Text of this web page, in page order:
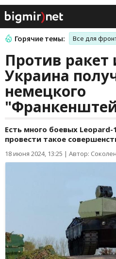
Горячие темы: Все для
Против ракет
Украина
немецкого
Есть много боевых
провести такое
18 июня 2024, 13:25 | Автор: